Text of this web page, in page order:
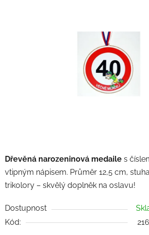
Dřevěná narozeninová medaile s
vtipným nápisem. Průměr 12,5 cm,
trikolory – skvělý doplněk na oslavu!
Dostupnost
Kód: